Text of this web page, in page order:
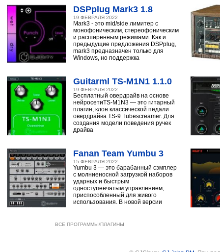
DSPplug Mark3 1.8
19 ФЕВРАЛЯ 2022
Mark3 - это mid/side лимитер с
монофоническим, стереофоническим
и расширенным режимами. Как и
предыдущие предложения DSPplug,
mark3 предназначен только для
Windows, но поддержка
Guitarml TS-M1N1 1.1.0
19 ФЕВРАЛЯ 2022
Бесплатный овердрайв на основе
нейросетиTS-M1N3 — это гитарный
плагин, клон классической педали
овердрайва TS-9 Tubescreamer. Для
создания модели поведения ручек
драйва
Fanan Team Yumbu 3
15 ФЕВРАЛЯ 2022
Yumbu 3 — это барабанный сэмплер
с молниеносной загрузкой наборов
ударных и быстрым
одноступенчатым управлением,
приспособленный для живого
использования. В новой версии
ВСЕ ПРОГРАММЫ/ПЛАГИНЫ